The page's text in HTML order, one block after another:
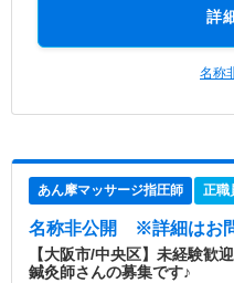
詳
名称
あん摩マッサージ指圧師 正職
名称非公開 ※詳細はお
【大阪市/中央区】未経験歓
鍼灸師さんの募集です♪